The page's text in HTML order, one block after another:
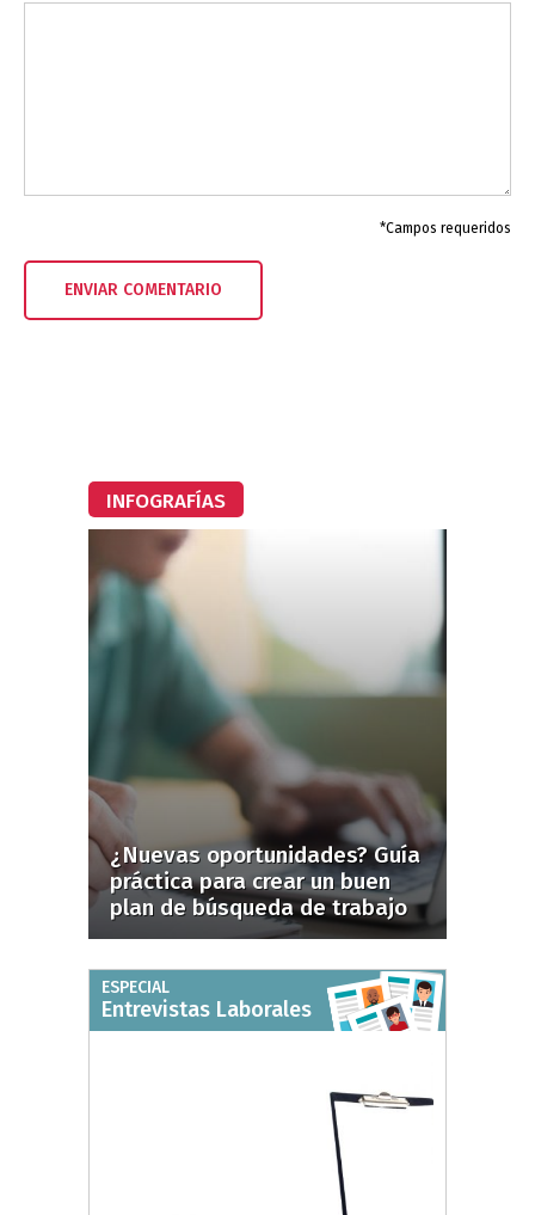
*Campos requeridos
INFOGRAFÍAS
¿Nuevas oportunidades? Guía
práctica para crear un buen
plan de búsqueda de trabajo
ESPECIAL
Entrevistas Laborales